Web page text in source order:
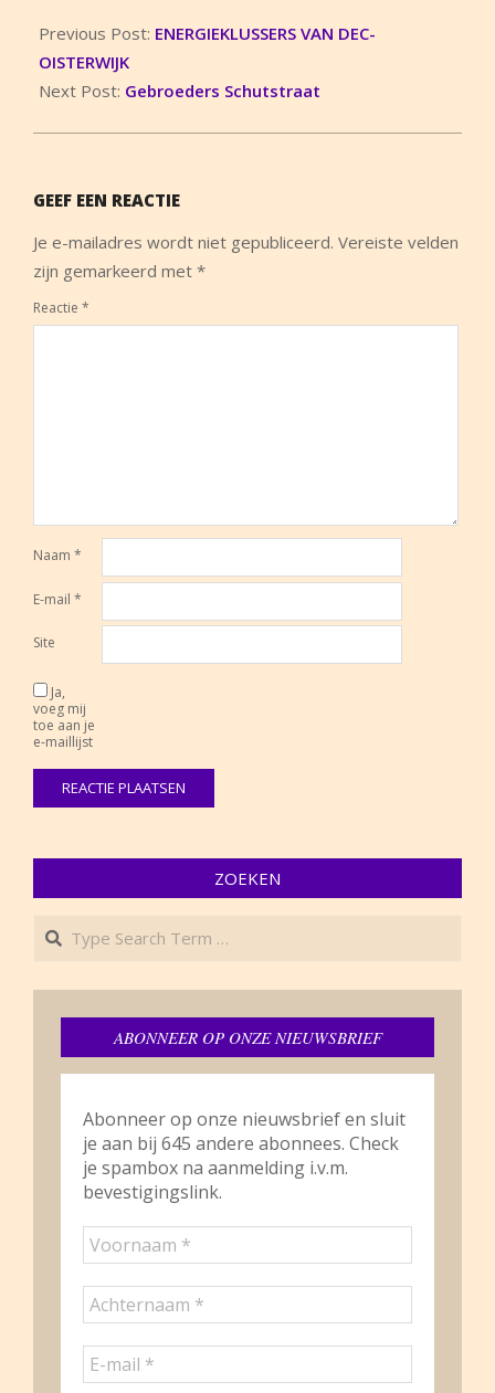
06-
14
Previous Post: ENERGIEKLUSSERS VAN DEC-
OISTERWIJK
Next Post: Gebroeders Schutstraat
GEEF EEN REACTIE
Je e-mailadres wordt niet gepubliceerd. Vereiste velden
zijn gemarkeerd met *
Reactie *
Naam *
E-mail *
Site
Ja,
voeg mij
toe aan je
e-maillijst
ZOEKEN
Search
ABONNEER OP ONZE NIEUWSBRIEF
Abonneer op onze nieuwsbrief en sluit
je aan bij 645 andere abonnees. Check
je spambox na aanmelding i.v.m.
bevestigingslink.